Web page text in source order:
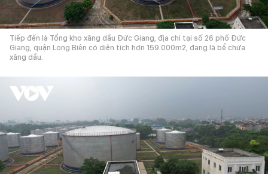
Tiếp đến là Tổng kho xăng dầu Đức Giang, địa chỉ tại số 26 phố Đức
Giang, quận Long Biên có diện tích hơn 159.000m2, đang là bể chứa
xăng dầu.